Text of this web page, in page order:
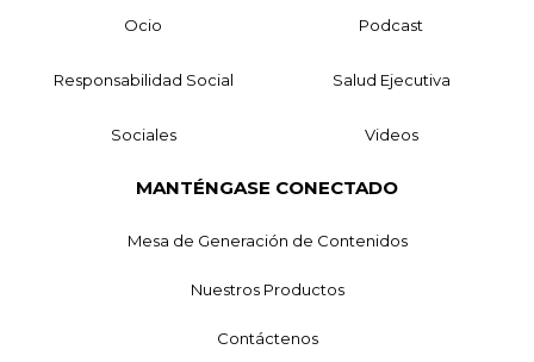
Ocio Podcast
Responsabilidad Social Salud Ejecutiva
Sociales Videos
MANTÉNGASE CONECTADO
Mesa de Generación de Contenidos
Nuestros Productos
Contáctenos